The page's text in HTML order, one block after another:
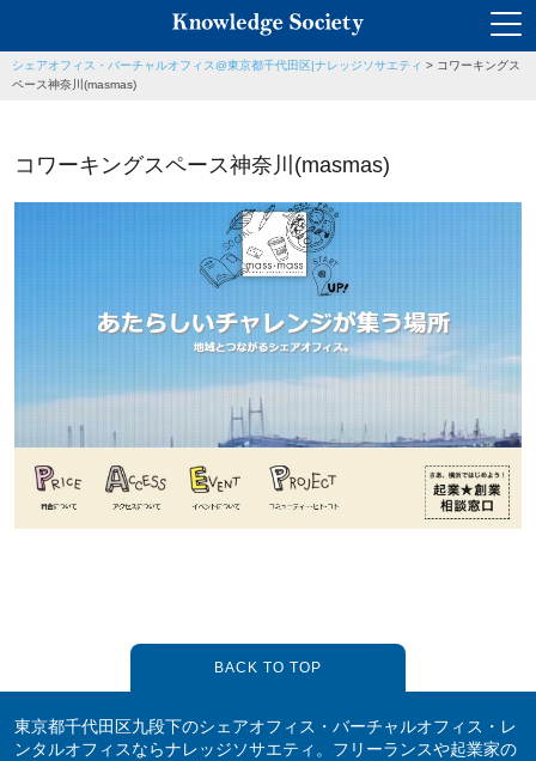
シェアオフィス・バーチャルオフィス@東京都千代田区|ナレッジソサエティ > コワーキングス
ペース神奈川(masmas)
コワーキングスペース神奈川(masmas)
BACK TO TOP
東京都千代田区九段下のシェアオフィス・バーチャルオフィス・レ
ンタルオフィスならナレッジソサエティ。フリーランスや起業家の